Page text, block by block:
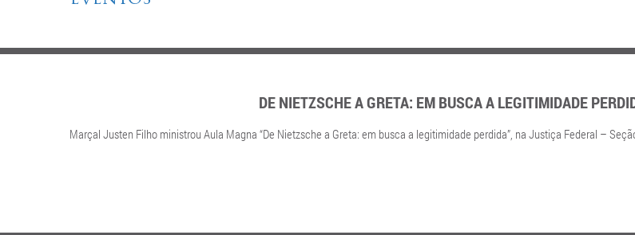
DE NIETZSCHE A GRETA: EM BUSCA A LEGITIMIDADE
Marçal Justen Filho ministrou Aula Magna “De Nietzsche a Greta: em busca a legitimidade perdida”, na Justiça Federal –